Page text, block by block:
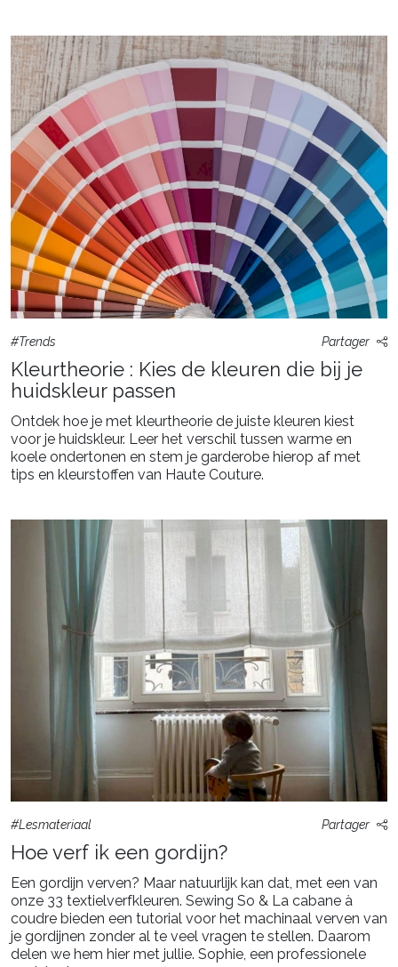
#Trends Partager
Kleurtheorie : Kies de kleuren die bij je
huidskleur passen
Ontdek hoe je met kleurtheorie de juiste kleuren kiest
voor je huidskleur. Leer het verschil tussen warme en
koele ondertonen en stem je garderobe hierop af met
tips en kleurstoffen van Haute Couture.
#Lesmateriaal Partager
Hoe verf ik een gordijn?
Een gordijn verven? Maar natuurlijk kan dat, met een van
onze 33 textielverfkleuren. Sewing So & La cabane à
coudre bieden een tutorial voor het machinaal verven van
je gordijnen zonder al te veel vragen te stellen. Daarom
delen we hem hier met jullie. Sophie, een professionele